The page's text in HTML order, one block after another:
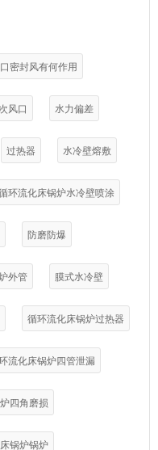
密封风有何作用
风口 水力偏差
过热器 水冷壁熔敷
环流化床锅炉水冷壁喷涂
防磨防爆
外管 膜式水冷壁
循环流化床锅炉过热器
流化床锅炉四管泄漏
四角磨损
锅炉锅炉